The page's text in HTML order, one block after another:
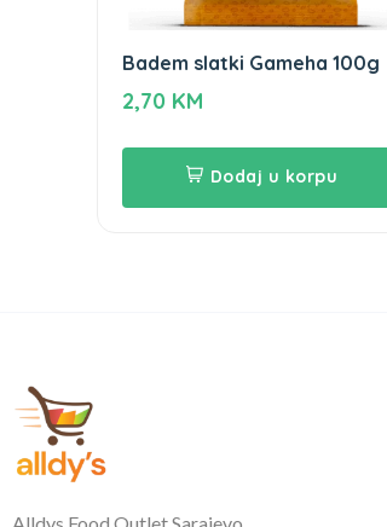
Badem slatki Gameha 100g
2,70 KM
Dodaj u korpu